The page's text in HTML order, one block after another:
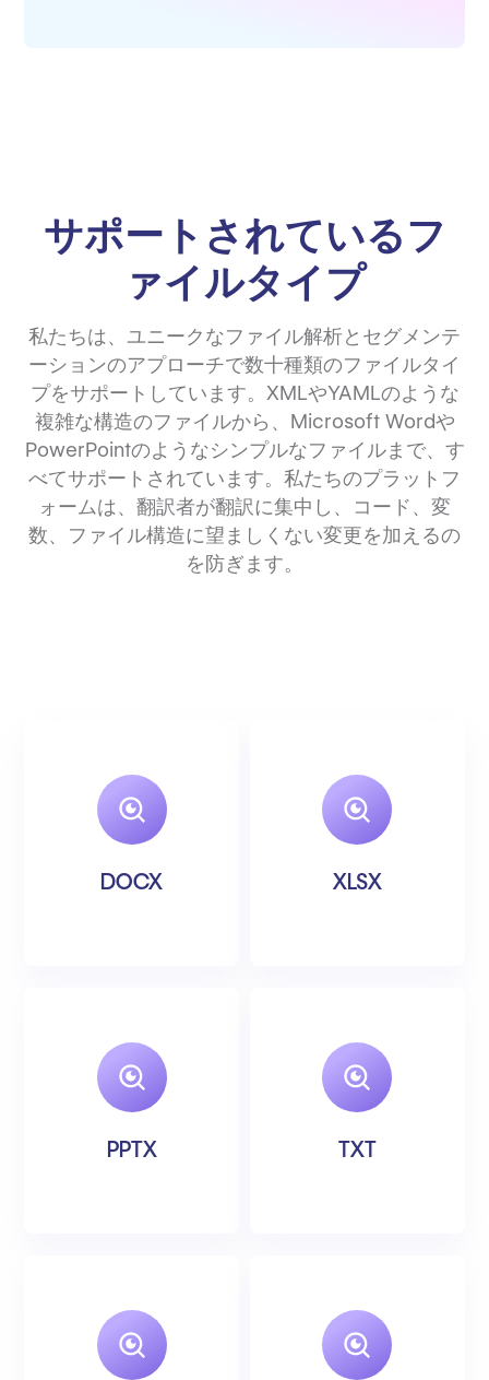
サポートされているフ
ァイルタイプ
私たちは、ユニークなファイル解析とセグメンテ
ーションのアプローチで数十種類のファイルタイ
プをサポートしています。XMLやYAMLのような
複雑な構造のファイルから、Microsoft Wordや
PowerPointのようなシンプルなファイルまで、す
べてサポートされています。私たちのプラットフ
ォームは、翻訳者が翻訳に集中し、コード、変
数、ファイル構造に望ましくない変更を加えるの
を防ぎます。
DOCX XLSX
PPTX TXT